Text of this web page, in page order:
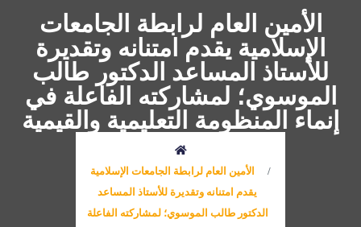
الأمين العام لرابطة الجامعات
الإسلامية يقدم امتنانه وتقديرة
للأستاذ المساعد الدكتور طالب
الموسوي؛ لمشاركته الفاعلة في
إنماء المنظومة التعليمية والقيمية
للجامعات الإسلامية .
الأمين العام لرابطة الجامعات الإسلامية
يقدم امتنانه وتقديرة للأستاذ المساعد
الدكتور طالب الموسوي؛ لمشاركته الفاعلة